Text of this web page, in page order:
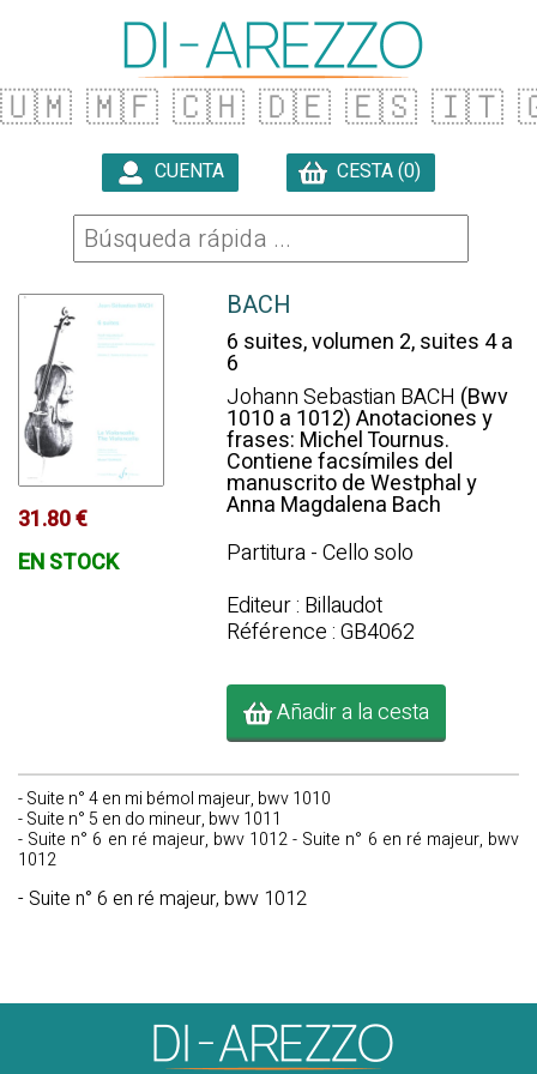
🇺🇲 🇲🇫 🇨🇭 🇩🇪 🇪🇸 🇮🇹
CUENTA CESTA (0)
31.80 €
EN STOCK
BACH
6 suites, volumen 2, suites 4 a
6
Johann Sebastian BACH (Bwv
1010 a 1012) Anotaciones y
frases: Michel Tournus.
Contiene facsímiles del
manuscrito de Westphal y
Anna Magdalena Bach
Partitura - Cello solo
Editeur : Billaudot
Référence : GB4062
Añadir a la cesta
- Suite n° 4 en mi bémol majeur, bwv 1010
- Suite n° 5 en do mineur, bwv 1011
- Suite n° 6 en ré majeur, bwv 1012 - Suite n° 6 en ré majeur, bwv
1012
- Suite n° 6 en ré majeur, bwv 1012